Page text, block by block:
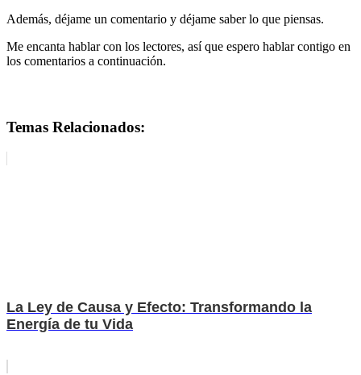
Además, déjame un comentario y déjame saber lo que piensas.
Me encanta hablar con los lectores, así que espero hablar contigo en
los comentarios a continuación.
Temas Relacionados:
La Ley de Causa y Efecto: Transformando la
Energía de tu Vida